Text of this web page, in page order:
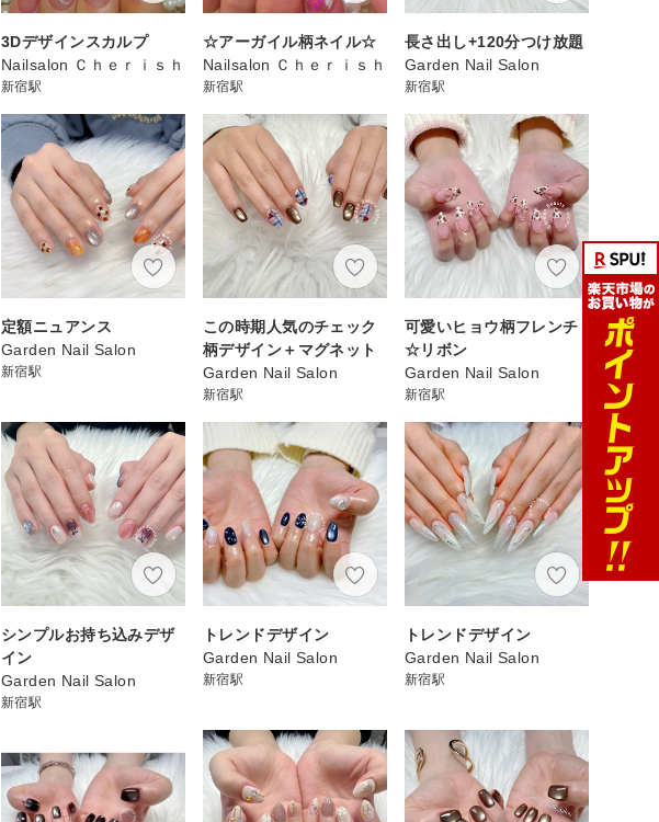
3Dデザインスカルプ
Nailsalon Ｃｈｅｒｉｓｈ
新宿駅
☆アーガイル柄ネイル☆
Nailsalon Ｃｈｅｒｉｓｈ
新宿駅
長さ出し+120分つけ放題
Garden Nail Salon
新宿駅
定額ニュアンス
Garden Nail Salon
新宿駅
この時期人気のチェック
柄デザイン＋マグネット
Garden Nail Salon
新宿駅
可愛いヒョウ柄フレンチ
☆リボン
Garden Nail Salon
新宿駅
シンプルお持ち込みデザ
イン
Garden Nail Salon
新宿駅
トレンドデザイン
Garden Nail Salon
新宿駅
トレンドデザイン
Garden Nail Salon
新宿駅